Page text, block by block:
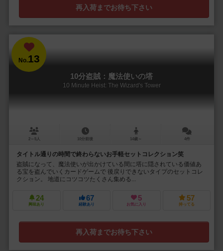
再入荷までお待ち下さい
No.13
10分盗賊：魔法使いの塔
10 Minute Heist: The Wizard's Tower
2～5人 10分前後 14歳～ 4件
タイトル通りの時間で終わらないお手軽セットコレクション笑
盗賊になって、魔法使いが出かけている間に塔に隠されている価値あ
る宝を盗んでいくカードゲームで 後戻りできないタイプのセットコレ
クション。 地道にコツコツたくさん集める...
24
興味あり
67
経験あり
5
お気に入り
57
持ってる
再入荷までお待ち下さい